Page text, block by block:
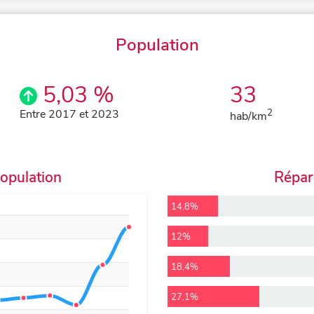
Population
5,03 %
Entre 2017 et 2023
33
hab/km2
14,8%
12%
18,4%
27,1%